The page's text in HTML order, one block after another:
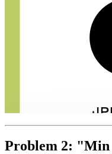
Problem 2: "Min